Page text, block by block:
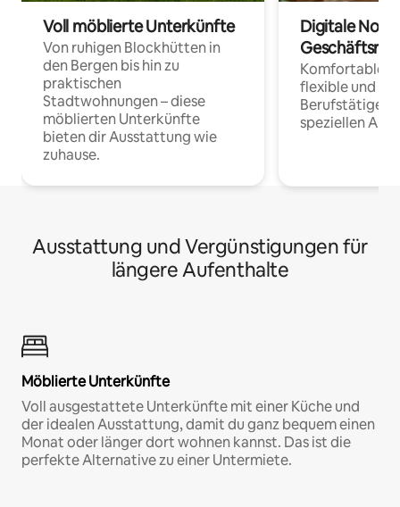
Voll möblierte Unterkünfte
Von ruhigen Blockhütten in
den Bergen bis hin zu
praktischen
Stadtwohnungen – diese
möblierten Unterkünfte
bieten dir Ausstattung wie
zuhause.
Digitale
Komfortable
flexible und
Berufstätige
speziellen
Ausstattung und Vergünstigungen für
längere Aufenthalte
Möblierte Unterkünfte
Voll ausgestattete Unterkünfte mit einer Küche und
der idealen Ausstattung, damit du ganz bequem einen
Monat oder länger dort wohnen kannst. Das ist die
perfekte Alternative zu einer Untermiete.